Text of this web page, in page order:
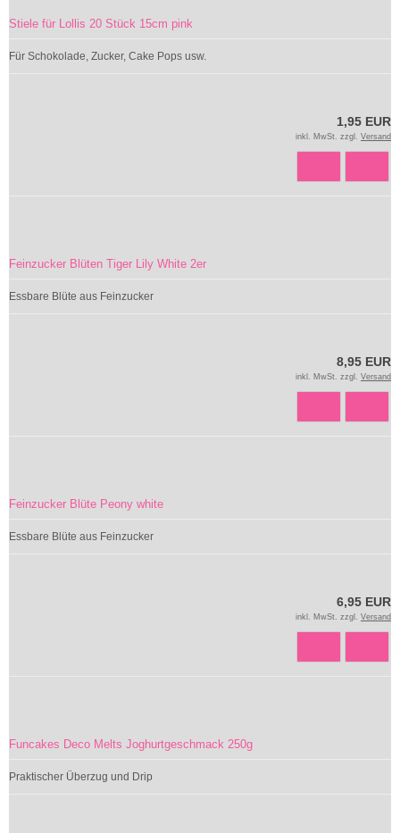
Stiele für Lollis 20 Stück 15cm pink
Für Schokolade, Zucker, Cake Pops usw.
1,95 EUR
inkl. MwSt. zzgl. Versand
Feinzucker Blüten Tiger Lily White 2er
Essbare Blüte aus Feinzucker
8,95 EUR
inkl. MwSt. zzgl. Versand
Feinzucker Blüte Peony white
Essbare Blüte aus Feinzucker
6,95 EUR
inkl. MwSt. zzgl. Versand
Funcakes Deco Melts Joghurtgeschmack 250g
Praktischer Überzug und Drip